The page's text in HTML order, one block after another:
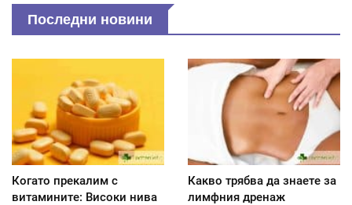
Последни новини
Когато прекалим с
витамините: Високи нива
Какво трябва да знаете за
лимфния дренаж